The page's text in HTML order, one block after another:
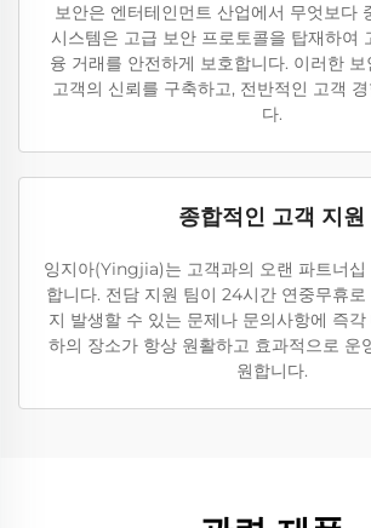
보안은 엔터테인먼트 산업에서 무엇보다
시스템은 고급 보안 프로토콜을 탑재하여
융 거래를 안전하게 보호합니다. 이러한
고객의 신뢰를 구축하고, 전반적인 고객
다.
종합적인 고객 지원
잉지아(Yingjia)는 고객과의 오랜 파트너십
합니다. 전담 지원 팀이 24시간 연중무휴
지 발생할 수 있는 문제나 문의사항에 즉
하의 장소가 항상 원활하고 효과적으로 운
원합니다.